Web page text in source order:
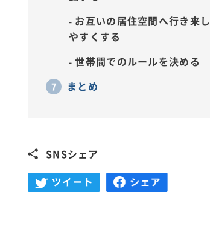
お互いの居住空間へ行き来し
やすくする
世帯間でのルールを決める
まとめ
SNSシェア